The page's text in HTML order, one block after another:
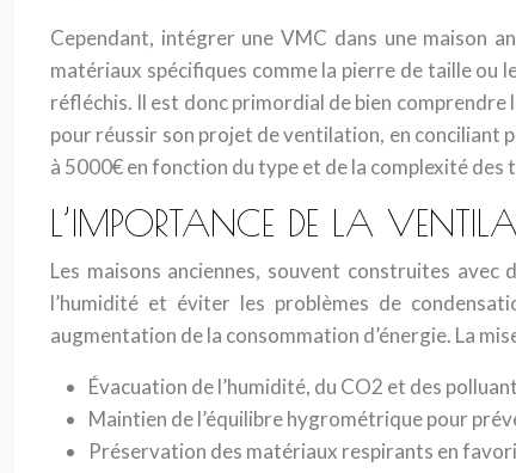
Cependant, intégrer une VMC dans une maison
matériaux spécifiques comme la pierre de taille ou
réfléchis. Il est donc primordial de bien comprendre
pour réussir son projet de ventilation, en conciliant
à 5000€ en fonction du type et de la complexité des
L’IMPORTANCE DE LA
Les maisons anciennes, souvent construites
l’humidité et éviter les problèmes de
augmentation de la consommation d’énergie. La
Évacuation de l’humidité, du CO2 et des
Maintien de l’équilibre hygrométrique pour
Préservation des matériaux respirants en